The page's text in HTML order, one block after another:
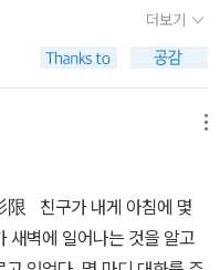
과학사학자들은 1666년을
의 해’라고 칭한다. 뉴턴의
애에 학문적 업적이 인정되
리지 학파가 생겨난다. 20
낸 저자는 케임브리지대학
하는 문화가 이어지고 있다
드 핼리의 시를 직접 번역하
얼마나 존경받았는지를 느
의 운동에 관한 세 가지 법
여 우주 삼라만상의 운동을
것이다. 이 공리 체계는 유
스트>에서 사용한 방식으
한다. 대표적인 예로 ‘수학
있는 ‘공리 체계’가 자연과
지식을 체계화하는 강력한
를 사용한다는 것은 사고하
는지를 우선하지 않었다. 그
만들었고 뉴턴을 영국의
과학자가 된 것은 그의 뛰
의 무조건적이고 절대적인
이라고 생각한다. 과연 영
금과 같은 명성을 얻을 수
이프니찌가 독일에서 홀대
가 왜 대영제국이 되었는지
같다. 일단 썰 자체가 문학적
상당히 겹치는) 피타고라
학파의) 경기변동이론이나
한 이론이 경제순환에 관한
있을지언정 과학으로서 위
낭 브로델의 장기순환-『물
시대의 지중해 세계』-이나
거가 없다고 지적하면서 이
았으나 밤도 아니 것이안개
뉘라서 淸明한가.山人들
아 하노라. * 朦影
亶村=謁羅亶村)夜往而
香薰淸明若雪中隱逸
day not being comin
더보기
새벽에 일어나는 것을 알고